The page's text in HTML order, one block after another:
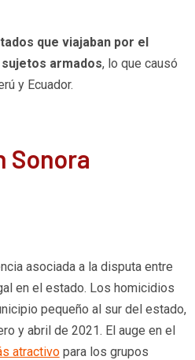
que viajaban por el
armados, lo que causó
y Ecuador.
Sonora
asociada a la disputa entre
en el estado. Los homicidios
pequeño al sur del estado,
y abril de 2021. El auge en el
atractivopara los grupos